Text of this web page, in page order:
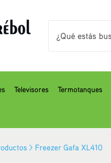
Televisores Termotanques
> Freezer Gafa XL410